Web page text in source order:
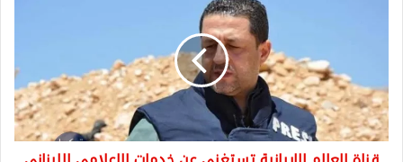
خدمات
الاعلامي
اللبناني
الذي